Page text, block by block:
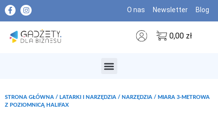
O nas Newsletter Blog
0,00 zł
STRONA GŁÓWNA / LATARKI I NARZĘDZIA / NARZĘDZIA / MIARA 3-METROWA
Z POZIOMNICĄ HALIFAX